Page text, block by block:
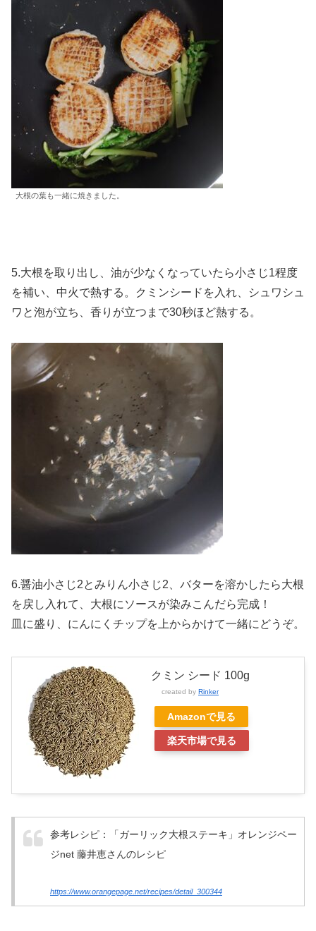
大根の葉も一緒に焼きました。
5.大根を取り出し、油が少なくなっていたら小さじ1程度
を補い、中火で熱する。クミンシードを入れ、シュワシュ
ワと泡が立ち、香りが立つまで30秒ほど熱する。
6.醤油小さじ2とみりん小さじ2、バターを溶かしたら大根
を戻し入れて、大根にソースが染みこんだら完成！
皿に盛り、にんにくチップを上からかけて一緒にどうぞ。
クミン シード 100g
created by Rinker
Amazonで見る
楽天市場で見る
参考レシピ：「ガーリック大根ステーキ」オレンジペー
ジnet 藤井恵さんのレシピ
https://www.orangepage.net/recipes/detail_300344